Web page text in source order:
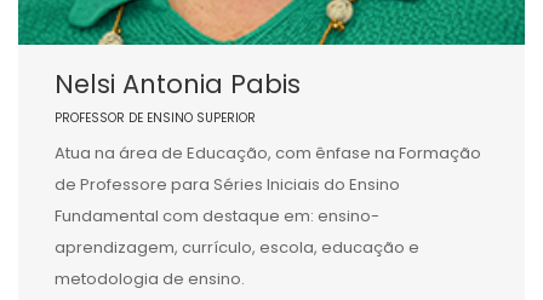
Nelsi Antonia Pabis
PROFESSOR DE ENSINO SUPERIOR
Atua na área de Educação, com ênfase na Formação
de Professore para Séries Iniciais do Ensino
Fundamental com destaque em: ensino-
aprendizagem, currículo, escola, educação e
metodologia de ensino.